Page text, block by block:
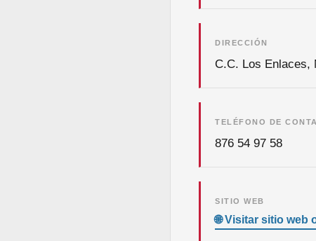
DIRECCIÓN
C.C. Los Enlaces,
TELÉFONO DE
876 54 97 58
SITIO WEB